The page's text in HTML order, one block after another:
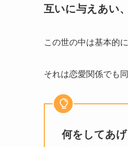
互いに与えあい
この世の中は基本的
それは恋愛関係でも同
何をしてあ